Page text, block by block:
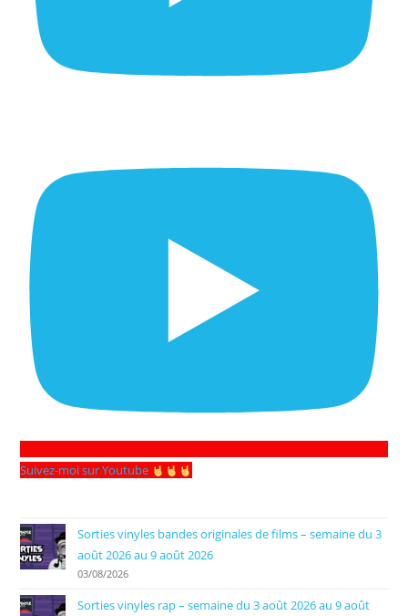
Suivez-moi sur Youtube
Sorties vinyles bandes originales de films – semaine du 3
août 2026 au 9 août 2026
03/08/2026
Sorties vinyles rap – semaine du 3 août 2026 au 9 août